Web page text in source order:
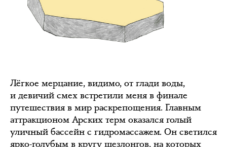
Лёгкое мерцание, видимо, от глади воды,
и девичий смех встретили меня в финале
путешествия в мир раскрепощения. Главным
аттракционом Арских терм оказался голый
уличный бассейн с гидромассажем. Он светился
ярко-голубым в кругу шезлонгов, на которых